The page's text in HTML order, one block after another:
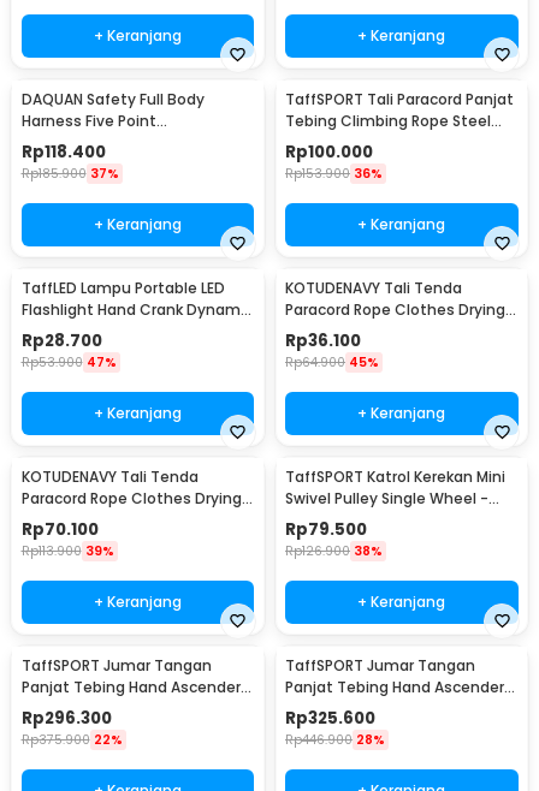
+ Keranjang + Keranjang
DAQUAN Safety Full Body
Harness Five Point
Construction Double Hook Tali
3M - S-3M
Rp118.400
Rp185.900 37%
+ Keranjang
TaffSPORT Tali Paracord Panjat
Tebing Climbing Rope Steel
Buckle 10mm Panjang 30M -
24KN
Rp100.000
Rp153.900 36%
+ Keranjang
TaffLED Lampu Portable LED
Flashlight Hand Crank Dynamo
Solar Power 5W - FM50
Rp28.700
Rp53.900 47%
+ Keranjang
KOTUDENAVY Tali Tenda
Paracord Rope Clothes Drying
7 Core 4mm 50M - KO5
Rp36.100
Rp64.900 45%
+ Keranjang
KOTUDENAVY Tali Tenda
Paracord Rope Clothes Drying
7 Core 4mm 100M - KO5
Rp70.100
Rp113.900 39%
+ Keranjang
TaffSPORT Katrol Kerekan Mini
Swivel Pulley Single Wheel -
EN12278
Rp79.500
Rp126.900 38%
+ Keranjang
TaffSPORT Jumar Tangan
Panjat Tebing Hand Ascender
Rock Climbing Right Hand - TP2
Rp296.300
Rp375.900 22%
TaffSPORT Jumar Tangan
Panjat Tebing Hand Ascender
Rock Climbing Left Hand - TP2
Rp325.600
Rp446.900 28%